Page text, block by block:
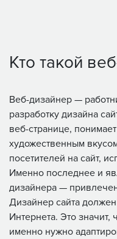
Кто такой
Веб-дизайнер —
разработку дизайна
веб-странице,
художественным
посетителей на сайт,
Именно последнее и
дизайнера —
Дизайнер сайта
Интернета. Это значит,
именно нужно